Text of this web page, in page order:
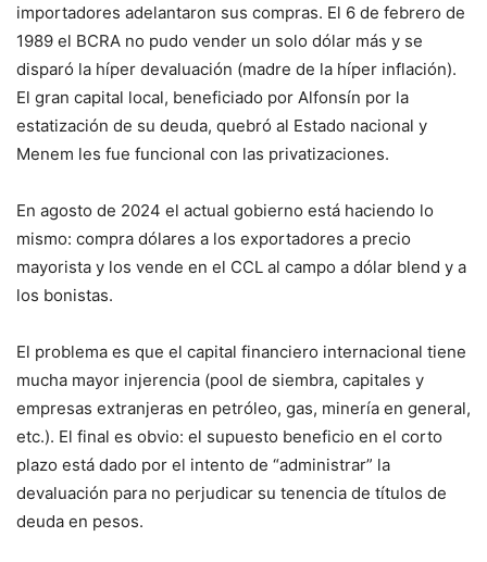
importadores adelantaron sus compras. El 6 de febrero de
1989 el BCRA no pudo vender un solo dólar más y se
disparó la híper devaluación (madre de la híper inflación).
El gran capital local, beneficiado por Alfonsín por la
estatización de su deuda, quebró al Estado nacional y
Menem les fue funcional con las privatizaciones.
En agosto de 2024 el actual gobierno está haciendo lo
mismo: compra dólares a los exportadores a precio
mayorista y los vende en el CCL al campo a dólar blend y a
los bonistas.
El problema es que el capital financiero internacional tiene
mucha mayor injerencia (pool de siembra, capitales y
empresas extranjeras en petróleo, gas, minería en general,
etc.). El final es obvio: el supuesto beneficio en el corto
plazo está dado por el intento de “administrar” la
devaluación para no perjudicar su tenencia de títulos de
deuda en pesos.